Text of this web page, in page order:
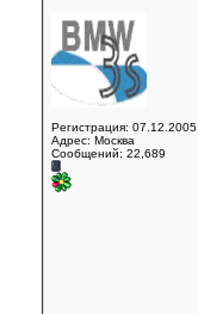
Регистрация: 07.12.2005
Адрес: Москва
Сообщений: 22,689